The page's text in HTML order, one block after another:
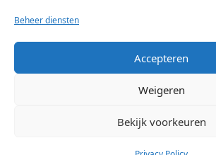
Beheer diensten
Accepteren
Weigeren
Bekijk voorkeuren
2026 Dutch LRS